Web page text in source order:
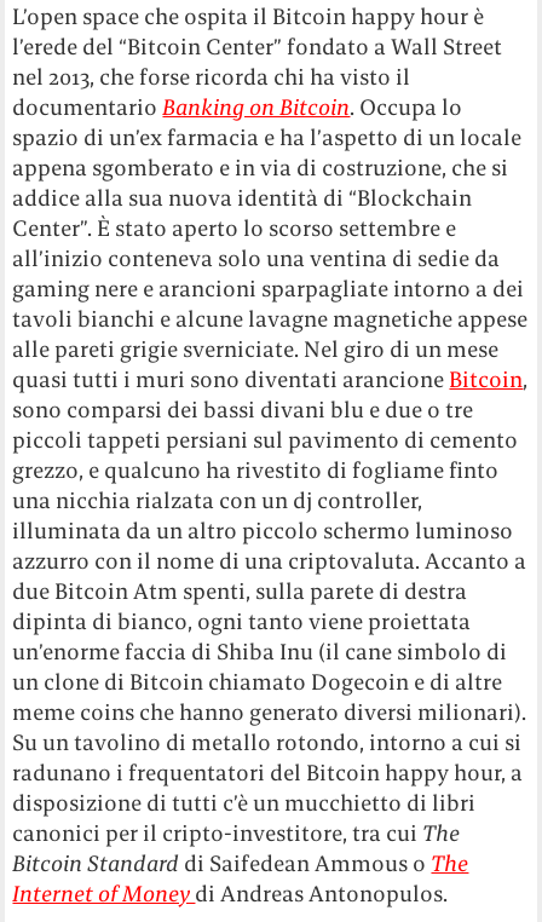
L’open space che ospita il Bitcoin happy hour è
l’erede del “Bitcoin Center” fondato a Wall Street
nel 2013, che forse ricorda chi ha visto il
documentarioBanking on Bitcoin. Occupa lo
spazio di un’ex farmacia e ha l’aspetto di un locale
appena sgomberato e in via di costruzione, che si
addice alla sua nuova identità di “Blockchain
Center”. È stato aperto lo scorso settembre e
all’inizio conteneva solo una ventina di sedie da
gaming nere e arancioni sparpagliate intorno a dei
tavoli bianchi e alcune lavagne magnetiche appese
alle pareti grigie sverniciate. Nel giro di un mese
quasi tutti i muri sono diventati arancione Bitcoin,
sono comparsi dei bassi divani blu e due o tre
piccoli tappeti persiani sul pavimento di cemento
grezzo, e qualcuno ha rivestito di fogliame finto
una nicchia rialzata con un dj controller,
illuminata da un altro piccolo schermo luminoso
azzurro con il nome di una criptovaluta. Accanto a
due Bitcoin Atm spenti, sulla parete di destra
dipinta di bianco, ogni tanto viene proiettata
un’enorme faccia di Shiba Inu (il cane simbolo di
un clone di Bitcoin chiamato Dogecoin e di altre
meme coins che hanno generato diversi milionari).
Su un tavolino di metallo rotondo, intorno a cui si
radunano i frequentatori del Bitcoin happy hour, a
disposizione di tutti c’è un mucchietto di libri
canonici per il cripto-investitore, tra cui The
Bitcoin Standard di Saifedean Ammous o The
Internet of Money di Andreas Antonopulos.